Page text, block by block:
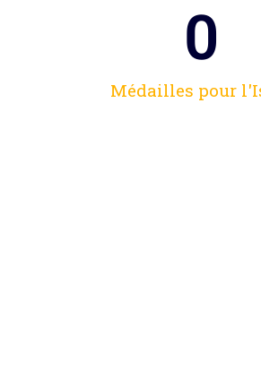
Médailles pour
0